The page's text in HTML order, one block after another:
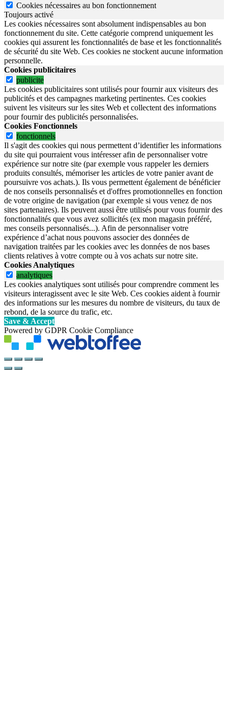
Cookies nécessaires au bon fonctionnement
Toujours activé
Les cookies nécessaires sont absolument indispensables au bon
fonctionnement du site. Cette catégorie comprend uniquement les
cookies qui assurent les fonctionnalités de base et les fonctionnalités
de sécurité du site Web. Ces cookies ne stockent aucune information
personnelle.
Cookies publicitaires
publicite
Les cookies publicitaires sont utilisés pour fournir aux visiteurs des
publicités et des campagnes marketing pertinentes. Ces cookies
suivent les visiteurs sur les sites Web et collectent des informations
pour fournir des publicités personnalisées.
Cookies Fonctionnels
fonctionnels
Il s'agit des cookies qui nous permettent d’identifier les informations
du site qui pourraient vous intéresser afin de personnaliser votre
expérience sur notre site (par exemple vous rappeler les derniers
produits consultés, mémoriser les articles de votre panier avant de
poursuivre vos achats.). Ils vous permettent également de bénéficier
de nos conseils personnalisés et d'offres promotionnelles en fonction
de votre origine de navigation (par exemple si vous venez de nos
sites partenaires). Ils peuvent aussi être utilisés pour vous fournir des
fonctionnalités que vous avez sollicités (ex mon magasin préféré,
mes conseils personnalisés...). Afin de personnaliser votre
expérience d’achat nous pouvons associer des données de
navigation traitées par les cookies avec les données de nos bases
clients relatives à votre compte ou à vos achats sur notre site.
Cookies Analytiques
analytiques
Les cookies analytiques sont utilisés pour comprendre comment les
visiteurs interagissent avec le site Web. Ces cookies aident à fournir
des informations sur les mesures du nombre de visiteurs, du taux de
rebond, de la source du trafic, etc.
Save & Accept
Powered by GDPR Cookie Compliance